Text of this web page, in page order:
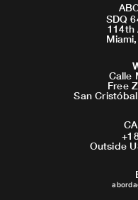
SDQ
114th
Calle
Free
San
Outside